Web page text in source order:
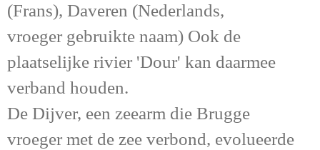
(Frans), Daveren (Nederlands,
vroeger gebruikte naam) Ook de
plaatselijke rivier 'Dour' kan daarmee
verband houden.
De Dijver, een zeearm die Brugge
vroeger met de zee verbond, evolueerde